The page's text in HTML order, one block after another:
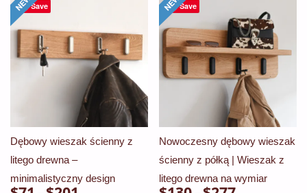
Save
Dębowy wieszak ścienny z
litego drewna –
minimalistyczny design
Zakres
Save
Nowoczesny dębowy wieszak
ścienny z półką | Wieszak z
litego drewna na wymiar
Zakres